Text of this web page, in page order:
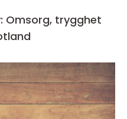
Omsorg, trygghet